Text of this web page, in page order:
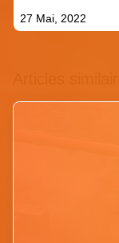
27 Mai, 2022